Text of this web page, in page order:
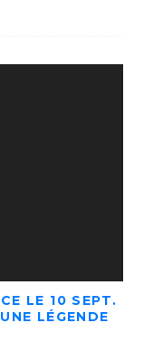
LE 10 SEPT.
LÉGENDE